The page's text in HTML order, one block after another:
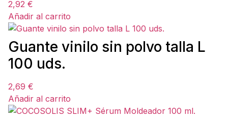
2,92 €
Añadir al carrito
Guante vinilo sin polvo talla L
100 uds.
2,69 €
Añadir al carrito